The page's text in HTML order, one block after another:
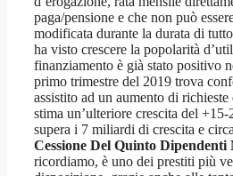
paga/pensione e che non può
modificata durante la durata di
ha visto crescere la popolarità
finanziamento è già stato positivo
primo trimestre del 2019 trova
assistito ad un aumento di
stima un’ulteriore crescita del
supera i 7 miliardi di crescita e
Cessione Del Quinto
ricordiamo, è uno dei prestiti più